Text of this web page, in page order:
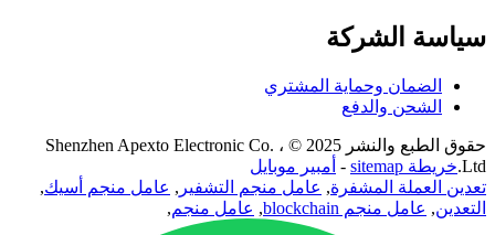
سياسة الشركة
الضمان وحماية المشتري
الشحن والدفع
حقوق الطبع والنشر 2025 © Shenzhen Apexto Electronic Co. ،
Ltd. خريطة sitemap - أمبير موبايل
تعدين العملة المشفرة, عامل منجم التشفير , عامل منجم أسيك,
التعدين, عامل منجم blockchain , عامل منجم,